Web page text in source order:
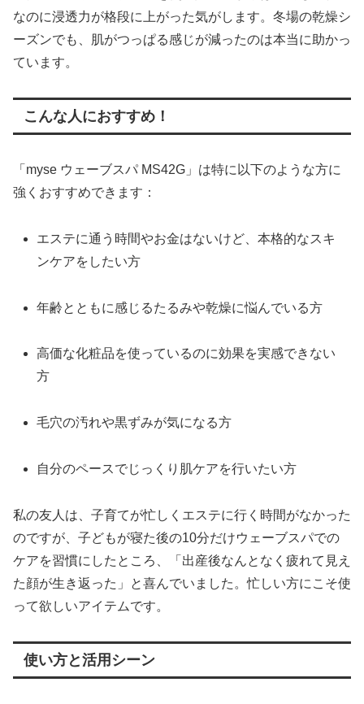
なのに浸透力が格段に上がった気がします。冬場の乾燥シ
ーズンでも、肌がつっぱる感じが減ったのは本当に助かっ
ています。
こんな人におすすめ！
「myse ウェーブスパ MS42G」は特に以下のような方に
強くおすすめできます：
エステに通う時間やお金はないけど、本格的なスキ
ンケアをしたい方
年齢とともに感じるたるみや乾燥に悩んでいる方
高価な化粧品を使っているのに効果を実感できない
方
毛穴の汚れや黒ずみが気になる方
自分のペースでじっくり肌ケアを行いたい方
私の友人は、子育てが忙しくエステに行く時間がなかった
のですが、子どもが寝た後の10分だけウェーブスパでの
ケアを習慣にしたところ、「出産後なんとなく疲れて見え
た顔が生き返った」と喜んでいました。忙しい方にこそ使
って欲しいアイテムです。
使い方と活用シーン